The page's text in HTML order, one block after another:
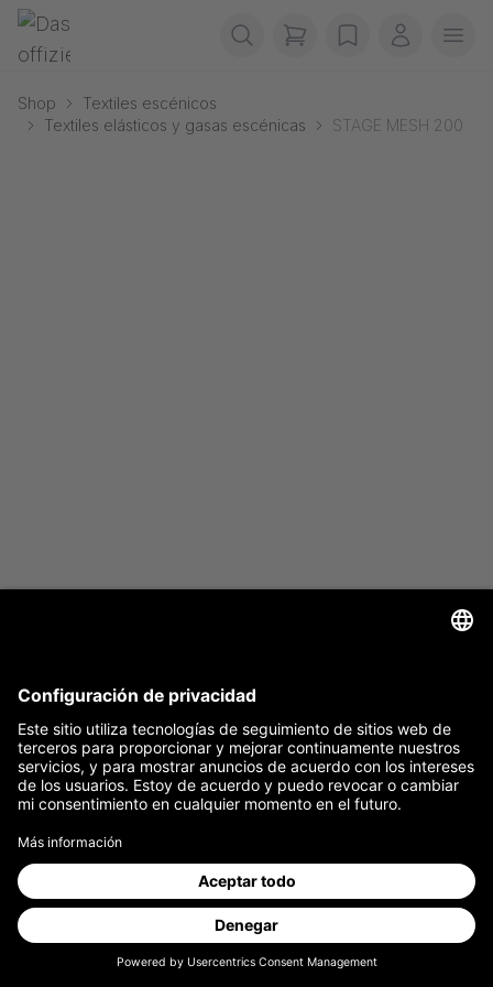
Saltar navegación
Gerriets
items in cart, view
wishlistMi cuenta
Shop
Textiles escénicos
Textiles elásticos y gasas escénicas
STAGE MESH 200